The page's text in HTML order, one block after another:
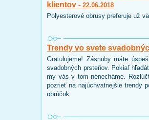
klientov -22.06.2018
Polyesterové obrusy preferuje už
Trendy vo svete
Gratulujeme! Zásnuby máte
svadobných prsteňov. Pokiaľ
my vás v tom nenecháme.
pozrieť na najúchvatnejšie trendy
obrúčok.